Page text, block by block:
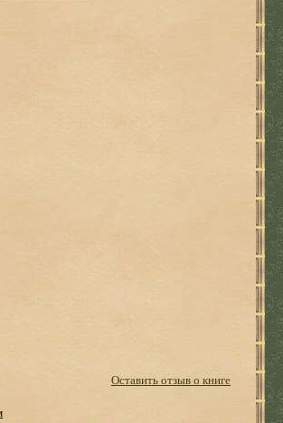
Оставить отзыв о книге